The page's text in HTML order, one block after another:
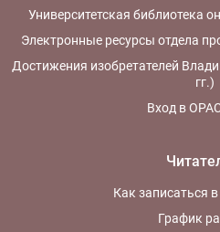
Университетская библиотека
Электронные ресурсы отдела
Достижения изобретателей
гг.)
Вход в
Как записаться
График